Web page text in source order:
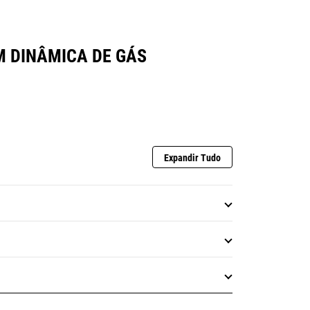
DINÂMICA DE GÁS
Expandir Tudo